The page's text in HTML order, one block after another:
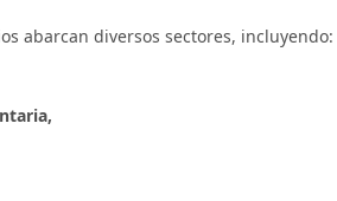
abarcan diversos sectores, incluyendo: